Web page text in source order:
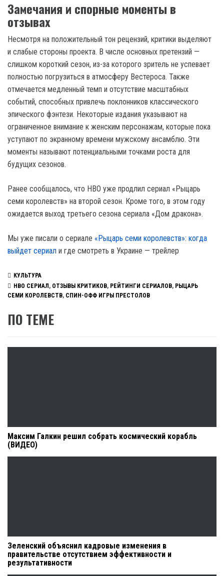
Замечания и спорные моменты в
отзывах
Несмотря на положительный тон рецензий, критики выделяют
и слабые стороны проекта. В числе основных претензий —
слишком короткий сезон, из-за которого зритель не успевает
полностью погрузиться в атмосферу Вестероса. Также
отмечается медленный темп и отсутствие масштабных
событий, способных привлечь поклонников классического
эпического фэнтези. Некоторые издания указывают на
ограниченное внимание к женским персонажам, которые пока
уступают по экранному времени мужскому ансамблю. Эти
моменты называют потенциальными точками роста для
будущих сезонов.
Ранее сообщалось, что HBO уже продлил сериал «Рыцарь
семи королевств» на второй сезон. Кроме того, в этом году
ожидается выход третьего сезона сериала «Дом дракона».
Мы уже писали о сериале «Рыцарь семи королевств»: когда
выйдет сериал и где смотреть в Украине — трейлер
КУЛЬТУРА
HBO СЕРИАЛ, ОТЗЫВЫ КРИТИКОВ, РЕЙТИНГИ СЕРИАЛОВ, РЫЦАРЬ
СЕМИ КОРОЛЕВСТВ, СПИН-ОФФ ИГРЫ ПРЕСТОЛОВ
ПО ТЕМЕ
Максим Галкин решил собрать космический корабль
(ВИДЕО)
Зеленский объяснил кадровые изменения в
правительстве отсутствием эффективности и
результативности